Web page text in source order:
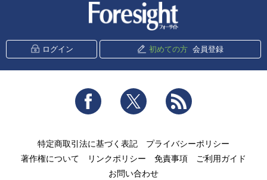
ログイン 初めての方 会員登録
Facebook Twitter
特定商取引法に基づく表記
プライバシーポリシー
著作権について
リンクポリシー 免責事項
ご利用ガイド
お問い合わせ